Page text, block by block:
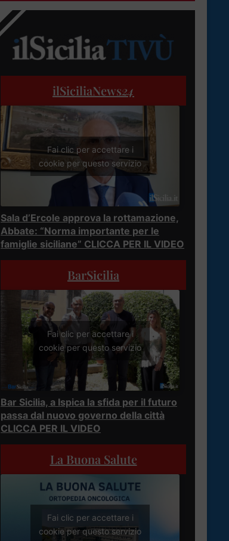
ilSiciliaNews24
Fai clic per accettare i
cookie per questo servizio
Sala d’Ercole approva la rottamazione,
Abbate: “Norma importante per le
famiglie siciliane” CLICCA PER IL VIDEO
BarSicilia
Fai clic per accettare i
cookie per questo servizio
Bar Sicilia, a Ispica la sfida per il futuro
passa dal nuovo governo della città
CLICCA PER IL VIDEO
La Buona Salute
Fai clic per accettare i
cookie per questo servizio